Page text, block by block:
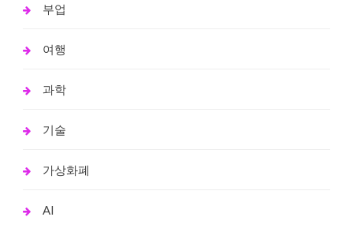
부업
여행
과학
기술
가상화폐
AI